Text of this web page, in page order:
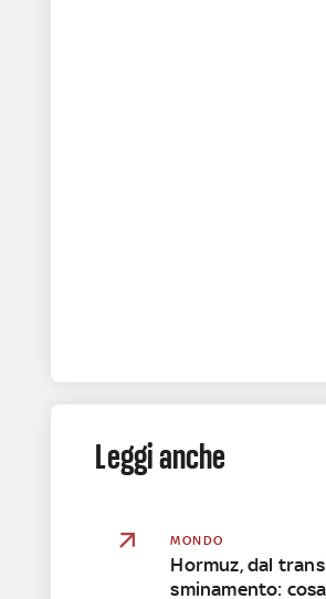
Leggi anche
MONDO
Hormuz, dal
sminamento: cosa